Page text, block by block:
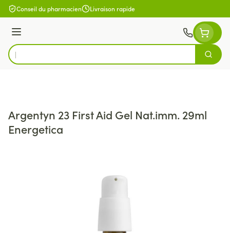
Aller au contenu
Conseil du pharmacien Livraison rapide
Menu
Rechercher
Argentyn 23 First Aid Gel Nat.imm. 29ml
Energetica